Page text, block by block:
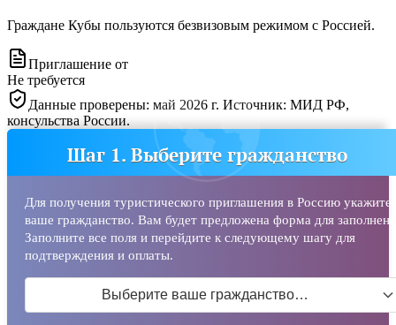
Граждане Кубы пользуются безвизовым режимом с Россией.
Приглашение от
Не требуется
Данные проверены: май 2026 г. Источник: МИД РФ,
консульства России.
Шаг 1. Выберите гражданство
Для получения туристического приглашения в Россию укажите
ваше гражданство. Вам будет предложена форма для
Заполните все поля и перейдите к следующему шагу для
подтверждения и оплаты.
Выберите ваше гражданство…